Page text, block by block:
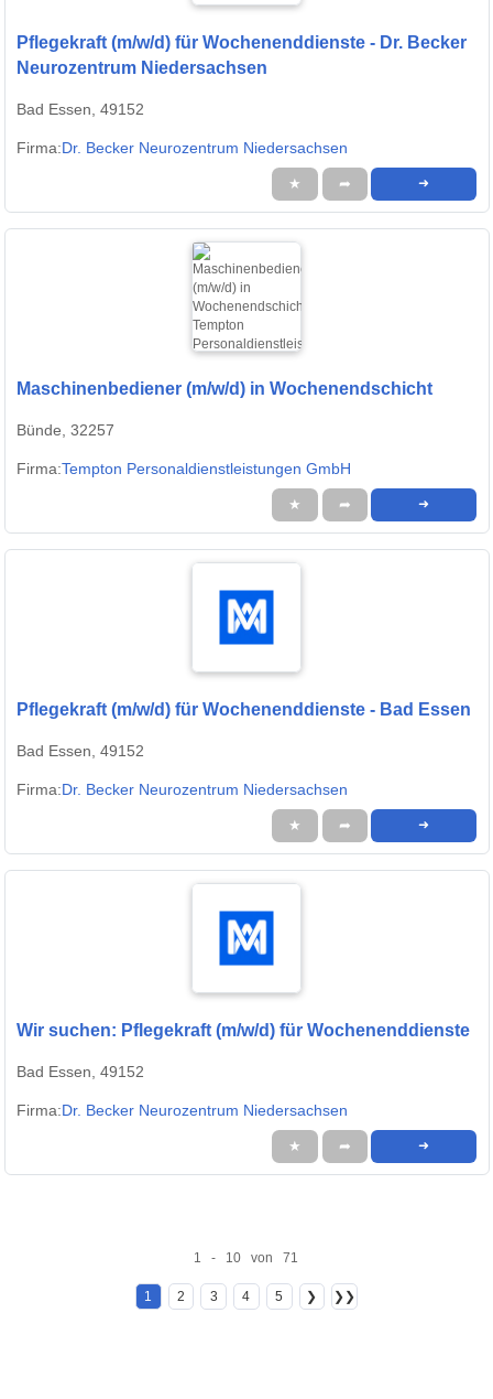
Pflegekraft (m/w/d) für Wochenenddienste - Dr. Becker
Neurozentrum Niedersachsen
Bad Essen, 49152
Firma:Dr. Becker Neurozentrum Niedersachsen
★ ➦ ➜
Maschinenbediener (m/w/d) in Wochenendschicht
Bünde, 32257
Firma:Tempton Personaldienstleistungen GmbH
★ ➦ ➜
Pflegekraft (m/w/d) für Wochenenddienste - Bad Essen
Bad Essen, 49152
Firma:Dr. Becker Neurozentrum Niedersachsen
★ ➦ ➜
Wir suchen: Pflegekraft (m/w/d) für Wochenenddienste
Bad Essen, 49152
Firma:Dr. Becker Neurozentrum Niedersachsen
★ ➦ ➜
1 - 10 von 71
1 2 3 4 5 ❯ ❯❯